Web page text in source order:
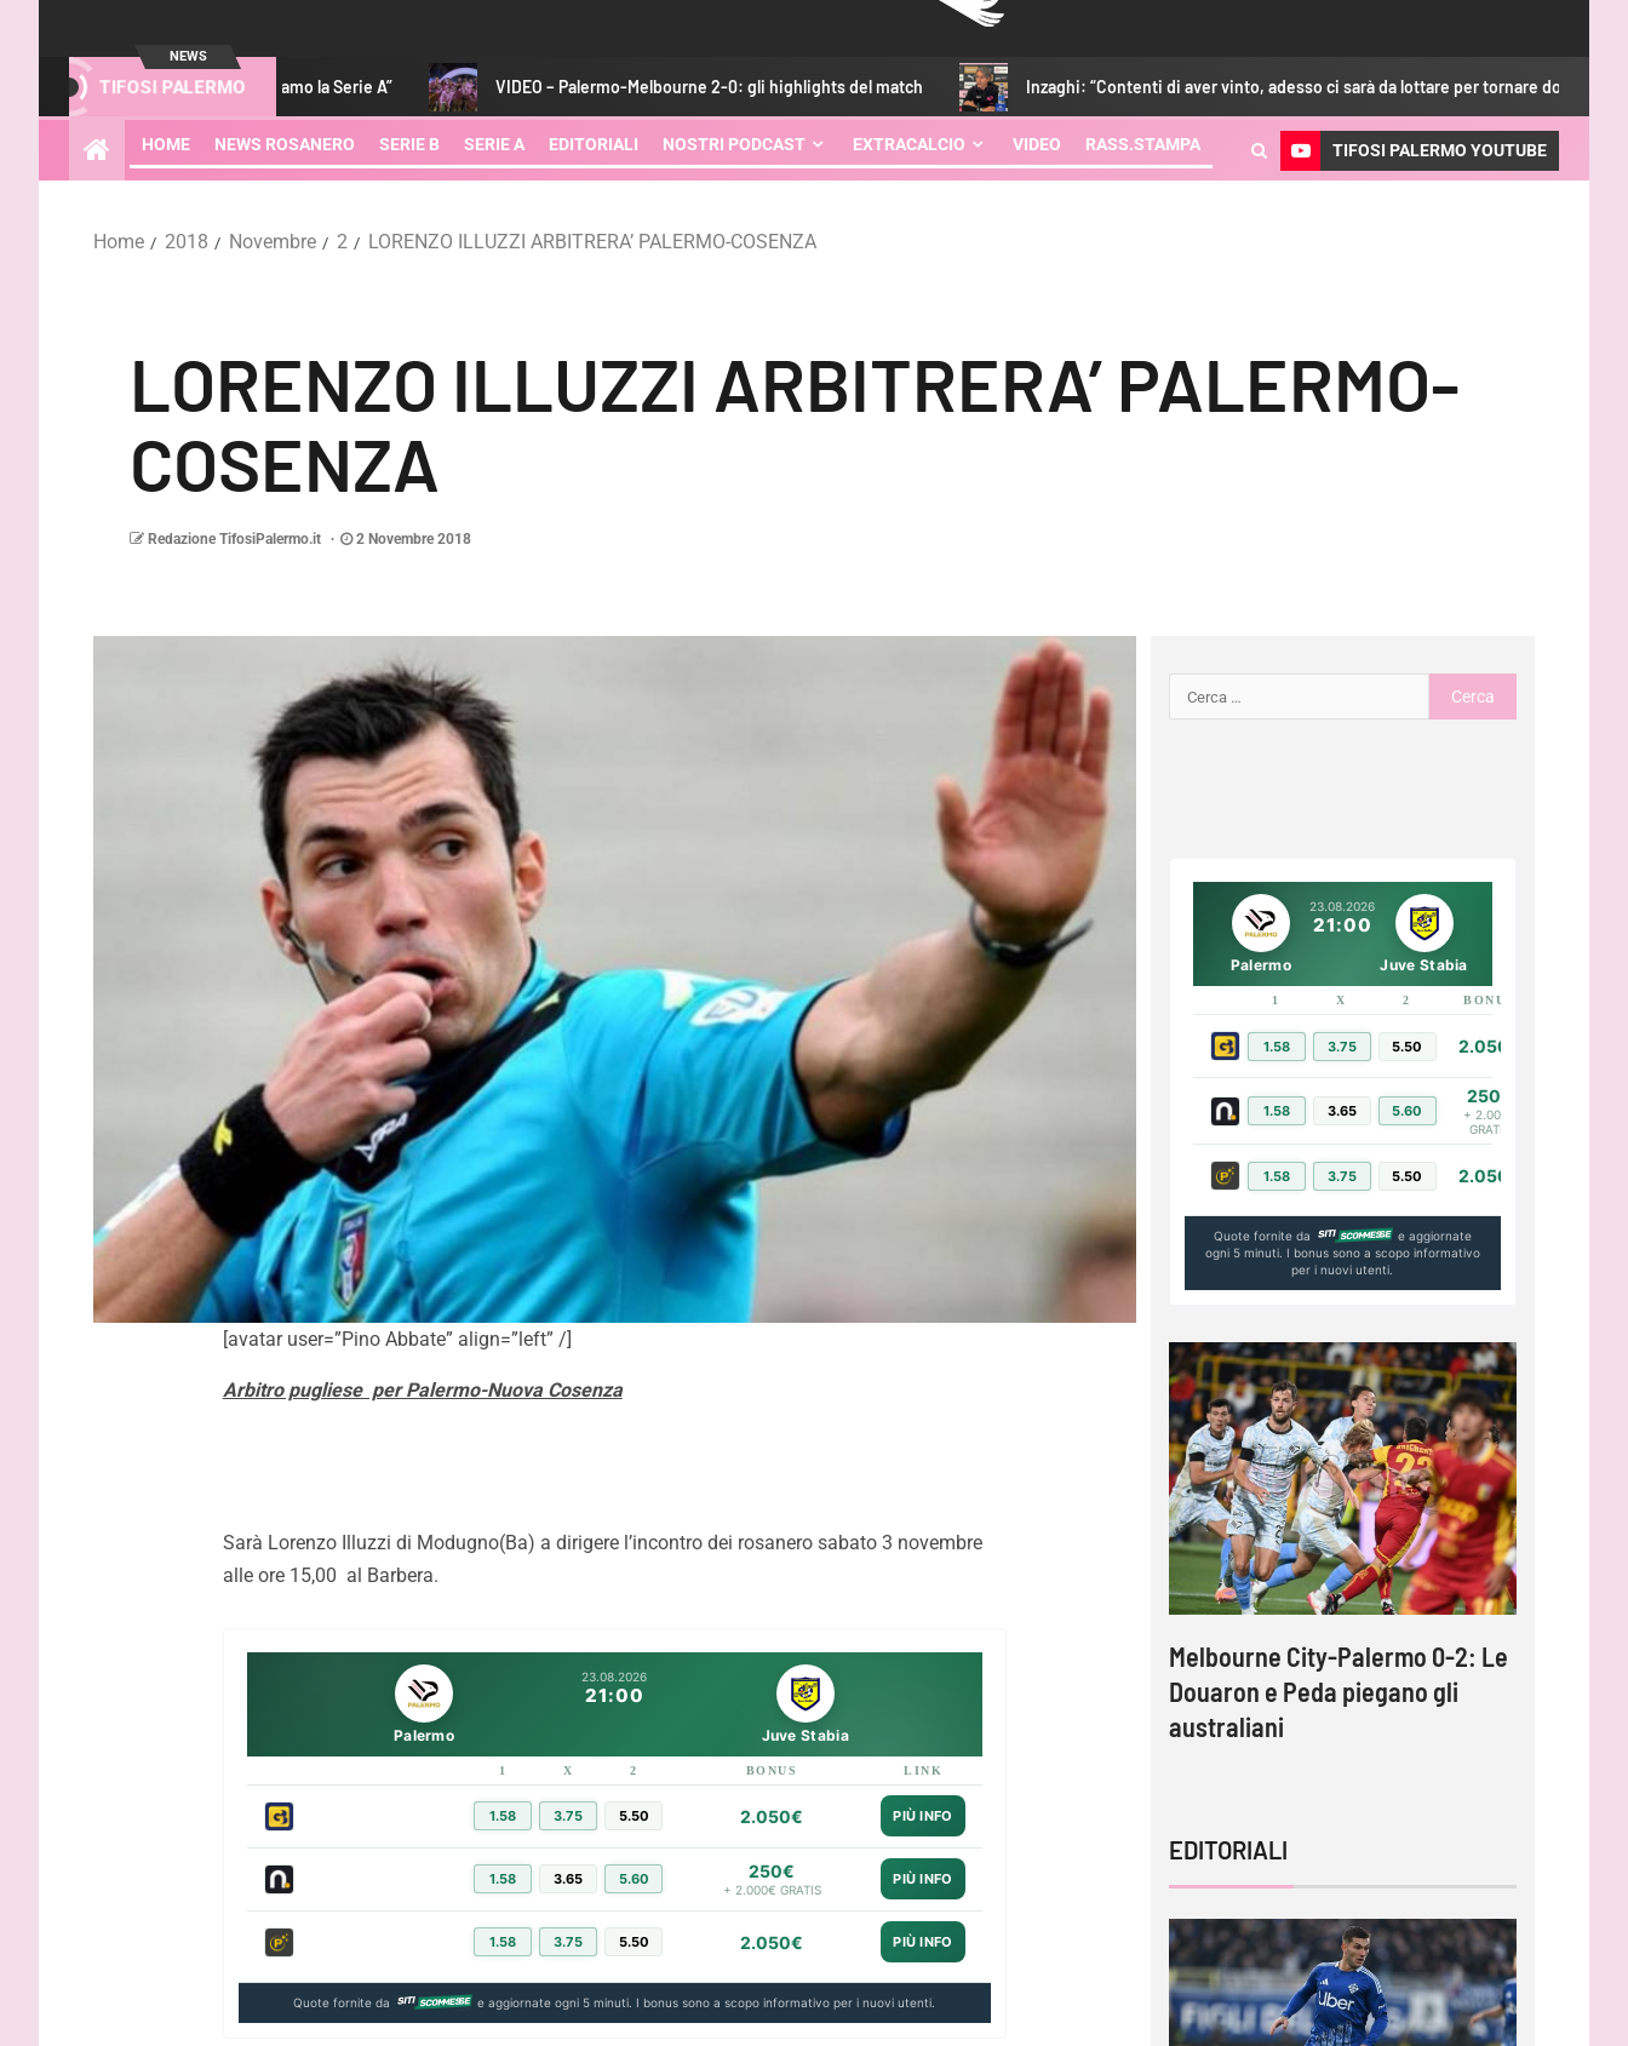
NEWS
TIFOSI PALERMO
e la società vogliamo la Serie A” VIDEO – Palermo-Melbourne 2-0: gli highlights del match Inzaghi: “Contenti di aver vinto, adesso ci sarà da lottare per tornare dove meritiamo”
HOME NEWS ROSANERO SERIE B SERIE A EDITORIALI NOSTRI PODCAST EXTRACALCIO VIDEO RASS.STAMPA TIFOSI PALERMO YOUTUBE
Home 2018 Novembre 2 LORENZO ILLUZZI ARBITRERA’ PALERMO-COSENZA
LORENZO ILLUZZI ARBITRERA’ PALERMO-
COSENZA
Redazione TifosiPalermo.it 2 Novembre 2018
[avatar user=”Pino Abbate” align=”left” /]
Arbitro pugliese per Palermo-Nuova Cosenza
Sarà Lorenzo Illuzzi di Modugno(Ba) a dirigere l’incontro dei rosanero sabato 3 novembre
alle ore 15,00 al Barbera.
23.08.2026
21:00
Palermo Juve Stabia
1 X 2 BONUS LINK
1.58 3.75 5.50 2.050€ PIÙ INFO
1.58 3.65 5.60 250€
+ 2.000€ GRATIS
PIÙ INFO
1.58 3.75 5.50 2.050€ PIÙ INFO
Quote fornite da e aggiornate ogni 5 minuti. I bonus sono a scopo informativo per i nuovi utenti.
23.08.2026
21:00
Palermo Juve Stabia
1 X 2 BONUS
1.58 3.75 5.50 2.050€
1.58 3.65 5.60
250€
+ 2.000€
GRATIS
1.58 3.75 5.50 2.050€
Quote fornite da
e aggiornate
ogni 5 minuti. I bonus sono a scopo informativo
per i nuovi utenti.
Melbourne City-Palermo 0-2: Le
VIDEO – Palermo-Melbourne 2-0:
gli highlights del match
Inzaghi: “Contenti di aver vinto,
adesso ci sarà da lottare per
tornare dove meritiamo”
Melbourne City-Palermo 0-2: Le
Douaron e Peda piegano gli
australiani
EDITORIALI